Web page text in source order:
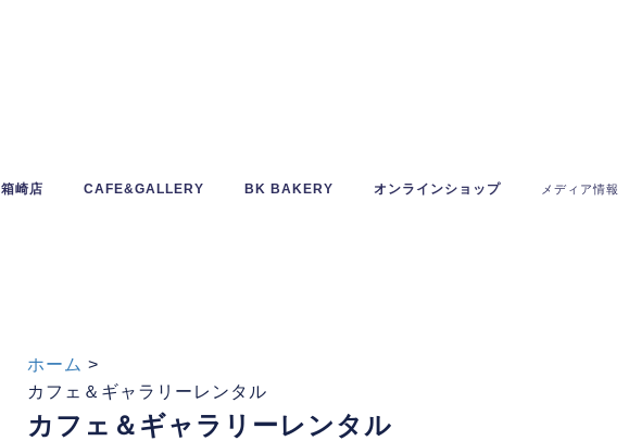
箱崎店 CAFE&GALLERY BK BAKERY オンラインショップ メディア情報
ホーム >
カフェ＆ギャラリーレンタル
カフェ＆ギャラリーレンタル